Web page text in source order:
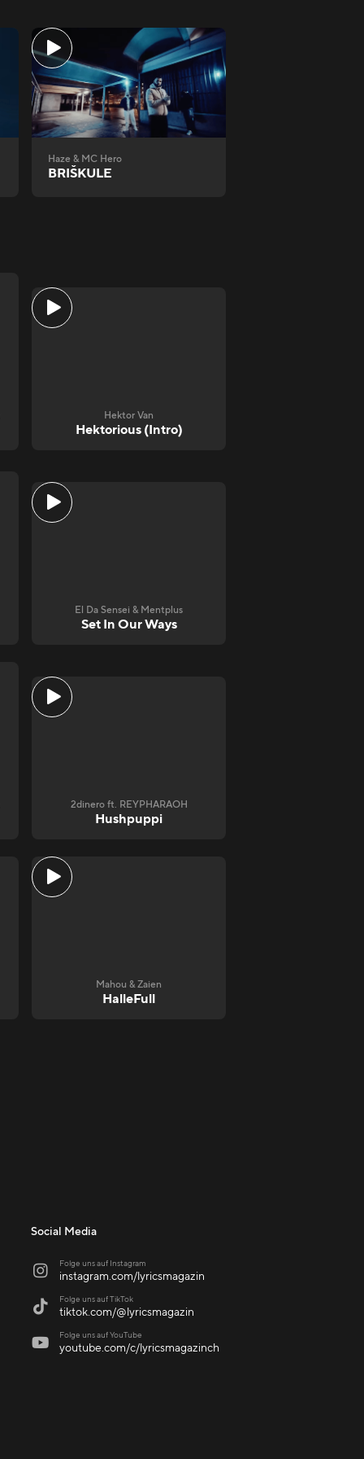
Haze & MC Hero
BRIŠKULE
Hektor Van
Hektorious (Intro)
El Da Sensei & Mentplus
Set In Our Ways
2dinero ft. REYPHARAOH
Hushpuppi
Mahou & Zaien
HalleFull
Social Media
 Folge uns auf Instagram
instagram.com/lyricsmagazin
 Folge uns auf TikTok
tiktok.com/@lyricsmagazin
 Folge uns auf YouTube
youtube.com/c/lyricsmagazinch